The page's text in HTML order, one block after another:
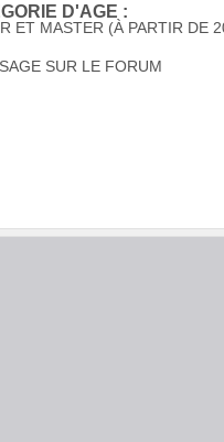
D'AGE :
ET MASTER (À PARTIR DE
SUR LE FORUM